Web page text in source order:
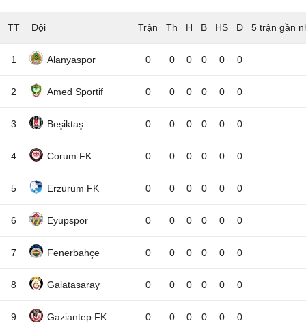
TT Đội 5 trận gần
1 Alanyaspor 0 0 0 0 0 0
2 Amed Sportif 0 0 0 0 0 0
3 Beşiktaş 0 0 0 0 0 0
4 Corum FK 0 0 0 0 0 0
5 Erzurum FK 0 0 0 0 0 0
6 Eyupspor 0 0 0 0 0 0
7 Fenerbahçe 0 0 0 0 0 0
8 Galatasaray 0 0 0 0 0 0
9 Gaziantep FK 0 0 0 0 0 0